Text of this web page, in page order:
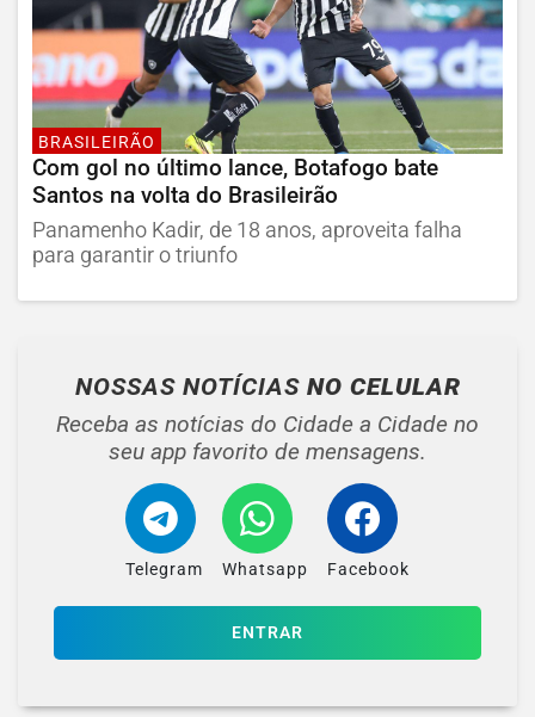
BRASILEIRÃO
Com gol no último lance, Botafogo bate
Santos na volta do Brasileirão
Panamenho Kadir, de 18 anos, aproveita falha
para garantir o triunfo
NOSSAS NOTÍCIAS NO CELULAR
Receba as notícias do Cidade a Cidade no
seu app favorito de mensagens.
Telegram Whatsapp Facebook
ENTRAR